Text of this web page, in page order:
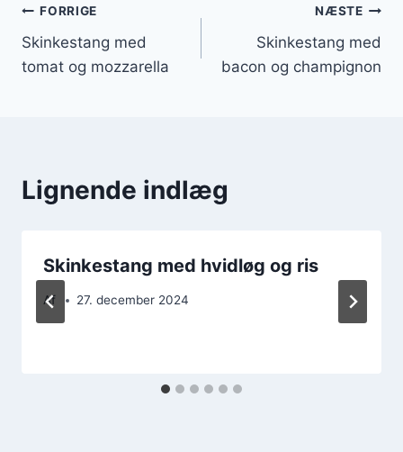
Indlægsnavigation
FORRIGE
Skinkestang med
tomat og mozzarella
NÆSTE
Skinkestang med
bacon og champignon
Lignende indlæg
Skinkestang med hvidløg og ris
Af 27. december 2024